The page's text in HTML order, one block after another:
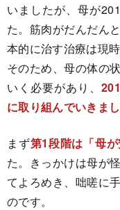
いましたが、母が
た。筋肉がだんだん
本的に治す治療は現
そのため、母の体の
いく必要があり、
に取り組んでいきまし
まず第1段階は「母
た。きっかけは母が
てよろめき、咄嗟に
のです。